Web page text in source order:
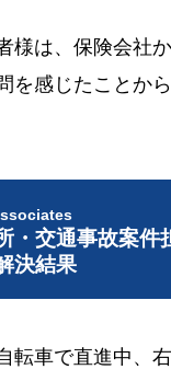
様は、保険会社
を感じたことか
・交通事故案件
決結果
転車で直進中、